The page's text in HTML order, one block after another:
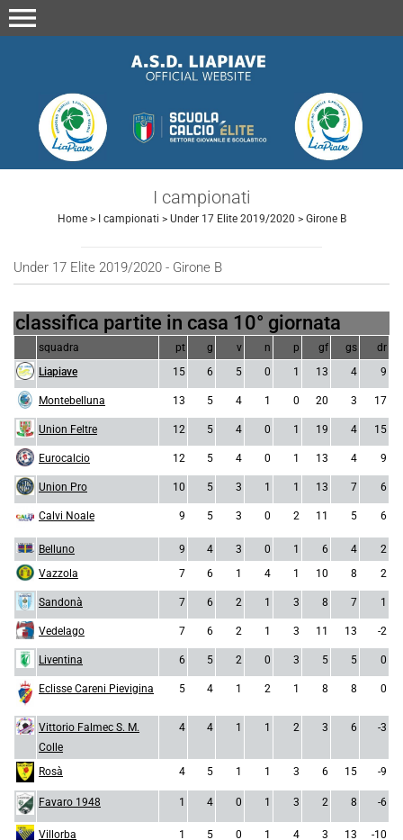
menu
I campionati
Home> I campionati > Under 17 Elite 2019/2020 > Girone B
Under 17 Elite 2019/2020 - Girone B
classifica partite in casa 10° giornata
squadra pt g v n p gf gs
dr
Liapiave
15 6 5 0 1 13 4 9
Montebelluna 13 5 4 1 0 20 3 17
Union Feltre 12 5 4 0 1 19 4 15
Eurocalcio 12 5 4 0 1 13 4 9
Union Pro 10 5 3 1 1 13 7 6
Calvi Noale 9 5 3 0 2 11 5 6
Belluno 9 4 3 0 1 6 4
2
Vazzola
7 6 1 4 1 10 8 2
Sandonà 7 6 2 1 3 8 7 1
Vedelago 7 6 2 1 3 11 13 -2
Liventina 6 5 2 0 3 5 5 0
Eclisse Careni Pievigina 5 4 1 2 1 8 8 0
Vittorio Falmec S. M.
Colle
4 4 1 1 2 3 6 -3
Rosà 4 5 1 1 3 6 15 -9
Favaro 1948 1 4 0 1 3 2 8 -6
Villorba 1 5 0 1 4 3 13 -10